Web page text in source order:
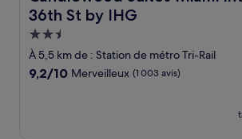
36th St by IHG
Hébergement
2.5 étoiles
À 5,5 km de : Station de métro Tri-Rail
9.2
9,2/10 Merveilleux (1 003 avis)